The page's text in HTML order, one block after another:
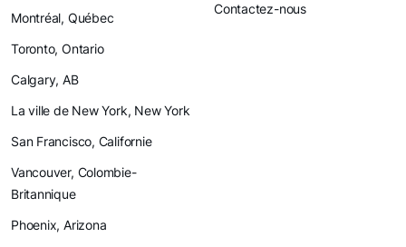
Montréal, Québec
Toronto, Ontario
Calgary, AB
La ville de New York, New York
San Francisco, Californie
Vancouver, Colombie-
Britannique
Phoenix, Arizona
Contactez-nous